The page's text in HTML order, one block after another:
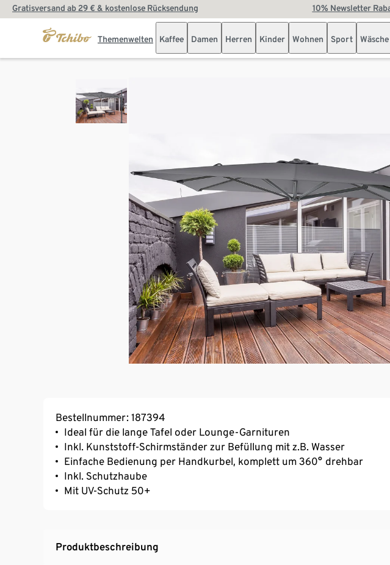
Gratisversand ab 29 € & kostenlose Rücksendung 10% Newsletter
Themenwelten Kaffee Damen Herren Kinder Wohnen Sport Wäsche
Bestellnummer: 187394
Ideal für die lange Tafel oder Lounge-Garnituren
Inkl. Kunststoff-Schirmständer zur Befüllung mit z.B. Wasser
Einfache Bedienung per Handkurbel, komplett um 360° drehbar
Inkl. Schutzhaube
Mit UV-Schutz 50+
Produktbeschreibung